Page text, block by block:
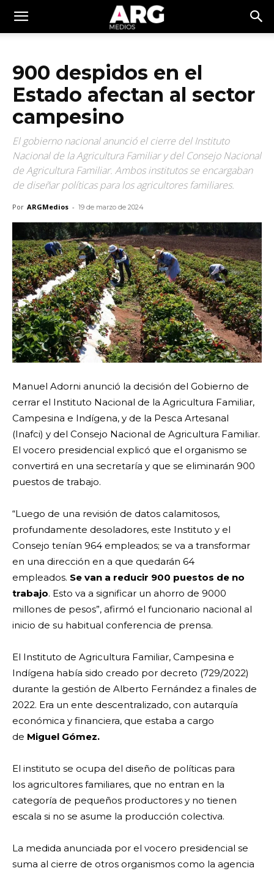
900 despidos en el
Estado afectan al sector
campesino
El gobierno nacional anunció el cierre del Instituto
Nacional de la Agricultura Familiar y del Consejo Nacional
de Agricultura Familiar. Ambos institutos se encargaban
de diseñar políticas para los agricultores familiares.
Por ARGMedios - 19 de marzo de 2024
Manuel Adorni anunció la decisión del Gobierno de
cerrar el Instituto Nacional de la Agricultura Familiar,
Campesina e Indígena, y de la Pesca Artesanal
(Inafci) y del Consejo Nacional de Agricultura Familiar.
El vocero presidencial explicó que el organismo se
convertirá en una secretaría y que se eliminarán 900
puestos de trabajo.
“Luego de una revisión de datos calamitosos,
profundamente desoladores, este Instituto y el
Consejo tenían 964 empleados; se va a transformar
en una dirección en a que quedarán 64
empleados. Se van a reducir 900 puestos de no
trabajo. Esto va a significar un ahorro de 9000
millones de pesos”, afirmó el funcionario nacional al
inicio de su habitual conferencia de prensa.
El Instituto de Agricultura Familiar, Campesina e
Indígena había sido creado por decreto (729/2022)
durante la gestión de Alberto Fernández a finales de
2022. Era un ente descentralizado, con autarquía
económica y financiera, que estaba a cargo
de Miguel Gómez.
El instituto se ocupa del diseño de políticas para
los agricultores familiares, que no entran en la
categoría de pequeños productores y no tienen
escala si no se asume la producción colectiva.
La medida anunciada por el vocero presidencial se
suma al cierre de otros organismos como la agencia